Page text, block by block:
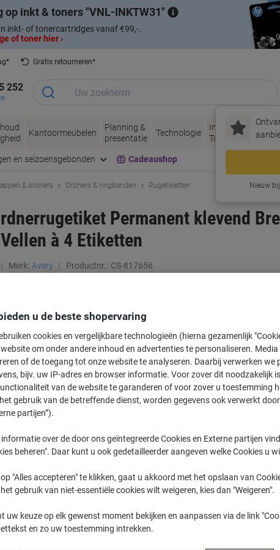
op inkt & toners VNL-INKTW31
inkt- of tonercartridges vanaf €99,-.
of toner hier ›
Gratis retourneren*
252
Nieuw
Kantoormeubelen
Planning &
presentatie
Technologie
Inkt &
Toner
Papier,
&
en seizoensgebonden Cadeaushop
& ordners Ordners & ringbanden Rugetiketten
Permanent klevend
à 4 Etiketten
Merk: Avery Productnr.: CS-817656
Aantal Excl. btw
1-2Pakken 18,09 €
3-4Pakken 17,09 € -
Momenteel op voorraad
Aantal
u de beste shopervaring
cookies en vergelijkbare technologieën (hierna gezamenlijk
om onder andere inhoud en advertenties te personaliseren.
of de toegang tot onze website te analyseren. Daarbij verwerken we
bijv. uw IP-adres en browser informatie. Voor zover dit noodzakelijk
van de website te garanderen of voor zover u toestemming
gebruik van de betreffende dienst, worden gegevens ook verwerkt
partijen”).
informatie over de door ons geïntegreerde Cookies en Externe partijen
beheren". Daar kunt u ook gedetailleerder aangeven welke Cookies u
"Alles accepteren" te klikken, gaat u akkoord met het opslaan van
gebruik van niet-essentiële cookies wilt weigeren, kies dan "Weigeren".
uw keuze op elk gewenst moment bekijken en aanpassen via de link
en zo uw toestemming intrekken.